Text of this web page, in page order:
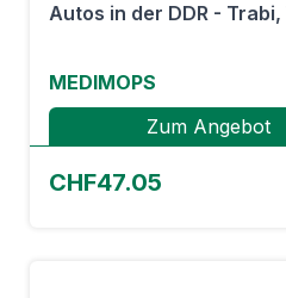
Autos in der DDR -
MEDIMOPS
Zum Angebot
CHF47.05